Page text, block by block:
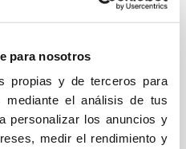
para nosotros
propias y de terceros para
mediante el análisis de tus
personalizar los anuncios y
medir el rendimiento y